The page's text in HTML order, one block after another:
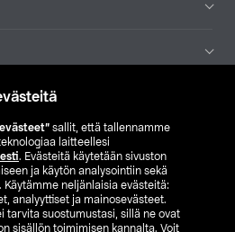
sallit, että tallennamme
laitteellesi
. Evästeitä käytetään sivuston
ja käytön analysointiin sekä
Käytämme neljänlaisia evästeitä:
analyyttiset ja mainosevästeet.
tarvita suostumustasi, sillä ne ovat
sisällön toimimisen kannalta. Voit
Etsi myymälä
NO FI
FI SV